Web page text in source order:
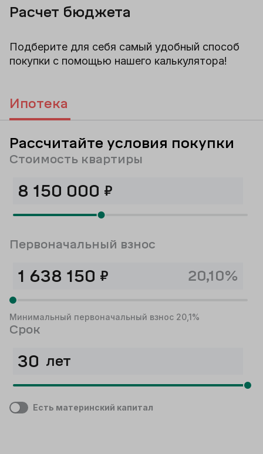
Расчет бюджета
Подберите для себя самый удобный способ
покупки с помощью нашего калькулятора!
Ипотека
Рассчитайте условия покупки
Стоимость квартиры
₽
Первоначальный взнос
₽ 20,10%
Минимальный первоначальный взнос 20,1%
Срок
лет
Есть материнский капитал